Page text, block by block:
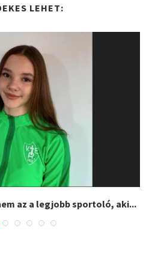
LEHET:
az a legjobb sportoló, aki...